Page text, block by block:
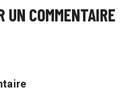
UN COMMENTAIRE